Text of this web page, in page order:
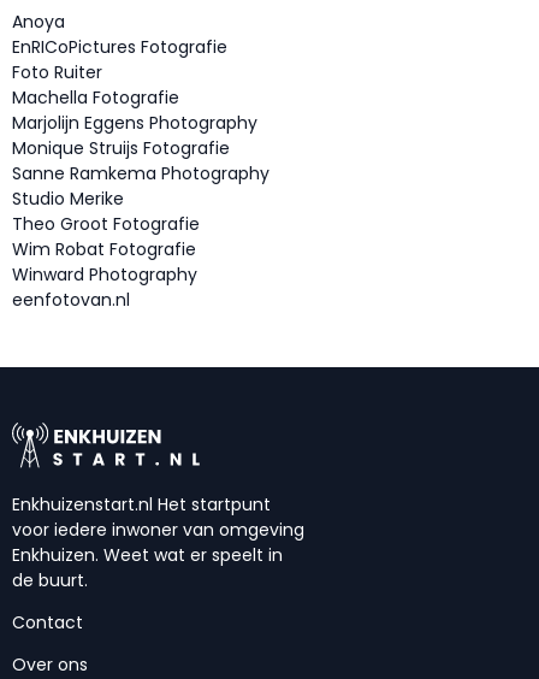
Anoya
EnRICoPictures Fotografie
Foto Ruiter
Machella Fotografie
Marjolijn Eggens Photography
Monique Struijs Fotografie
Sanne Ramkema Photography
Studio Merike
Theo Groot Fotografie
Wim Robat Fotografie
Winward Photography
eenfotovan.nl
Enkhuizenstart.nl Het startpunt
voor iedere inwoner van omgeving
Enkhuizen. Weet wat er speelt in
de buurt.
Contact
Over ons